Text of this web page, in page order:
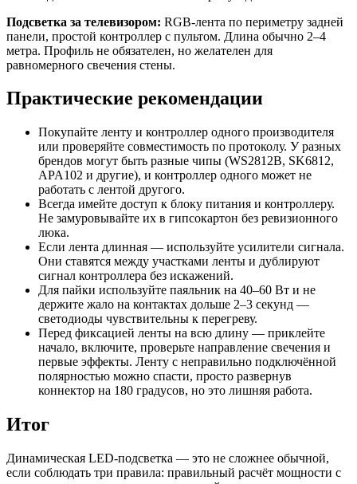
Подсветка за телевизором: RGB-лента по периметру задней
панели, простой контроллер с пультом. Длина обычно 2–4
метра. Профиль не обязателен, но желателен для
равномерного свечения стены.
Практические рекомендации
Покупайте ленту и контроллер одного производителя
или проверяйте совместимость по протоколу. У разных
брендов могут быть разные чипы (WS2812B, SK6812,
APA102 и другие), и контроллер одного может не
работать с лентой другого.
Всегда имейте доступ к блоку питания и контроллеру.
Не замуровывайте их в гипсокартон без ревизионного
люка.
Если лента длинная — используйте усилители сигнала.
Они ставятся между участками ленты и дублируют
сигнал контроллера без искажений.
Для пайки используйте паяльник на 40–60 Вт и не
держите жало на контактах дольше 2–3 секунд —
светодиоды чувствительны к перегреву.
Перед фиксацией ленты на всю длину — приклейте
начало, включите, проверьте направление свечения и
первые эффекты. Ленту с неправильно подключённой
полярностью можно спасти, просто развернув
коннектор на 180 градусов, но это лишняя работа.
Итог
Динамическая LED-подсветка — это не сложнее обычной,
если соблюдать три правила: правильный расчёт мощности с